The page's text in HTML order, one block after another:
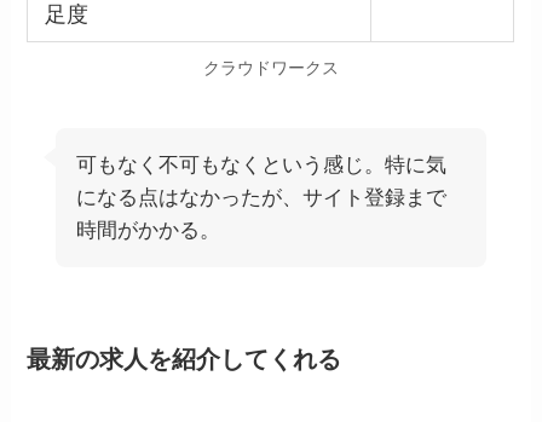
足度
クラウドワークス
可もなく不可もなくという感じ。特に気
になる点はなかったが、サイト登録まで
時間がかかる。
最新の求人を紹介してくれる